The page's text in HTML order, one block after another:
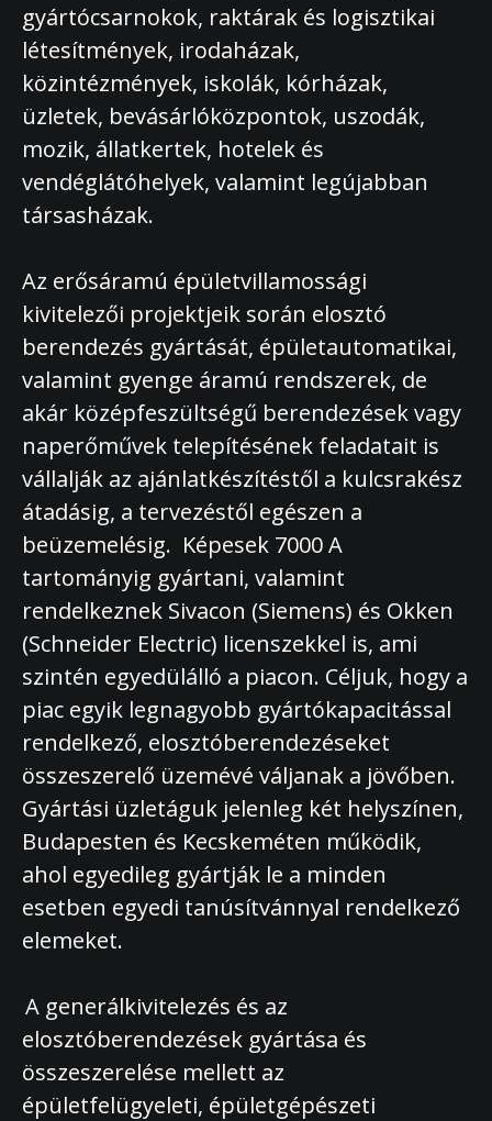
gyártócsarnokok, raktárak és logisztikai
létesítmények, irodaházak,
közintézmények, iskolák, kórházak,
üzletek, bevásárlóközpontok, uszodák,
mozik, állatkertek, hotelek és
vendéglátóhelyek, valamint legújabban
társasházak.
Az erősáramú épületvillamossági
kivitelezői projektjeik során elosztó
berendezés gyártását, épületautomatikai,
valamint gyenge áramú rendszerek, de
akár középfeszültségű berendezések vagy
naperőművek telepítésének feladatait is
vállalják az ajánlatkészítéstől a kulcsrakész
átadásig, a tervezéstől egészen a
beüzemelésig. Képesek 7000 A
tartományig gyártani, valamint
rendelkeznek Sivacon (Siemens) és Okken
(Schneider Electric) licenszekkel is, ami
szintén egyedülálló a piacon. Céljuk, hogy a
piac egyik legnagyobb gyártókapacitással
rendelkező, elosztóberendezéseket
összeszerelő üzemévé váljanak a jövőben.
Gyártási üzletáguk jelenleg két helyszínen,
Budapesten és Kecskeméten működik,
ahol egyedileg gyártják le a minden
esetben egyedi tanúsítvánnyal rendelkező
elemeket.
A generálkivitelezés és az
elosztóberendezések gyártása és
összeszerelése mellett az
épületfelügyeleti, épületgépészeti